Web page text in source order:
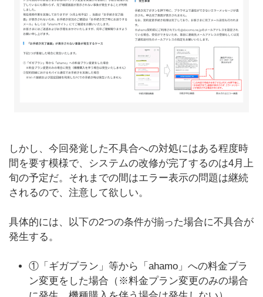
しかし、今回発覚した不具合への対処にはある程度時
間を要す模様で、システムの改修が完了するのは4月上
旬の予定だ。それまでの間はエラー表示の問題は継続
されるので、注意して欲しい。
具体的には、以下の2つの条件が揃った場合に不具合が
発生する。
①「ギガプラン」等から「ahamo」への料金プラ
ン変更をした場合（※料金プラン変更のみの場合